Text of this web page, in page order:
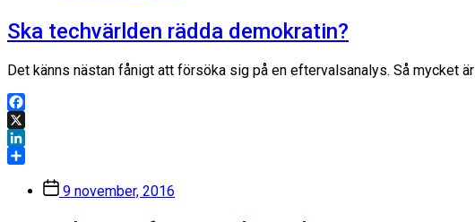
Ska techvärlden rädda demokratin?
Det känns nästan fånigt att försöka sig på en eftervalsanalys. Så mycket
Facebook
X
LinkedIn
Inläggsdatum
9 november, 2016